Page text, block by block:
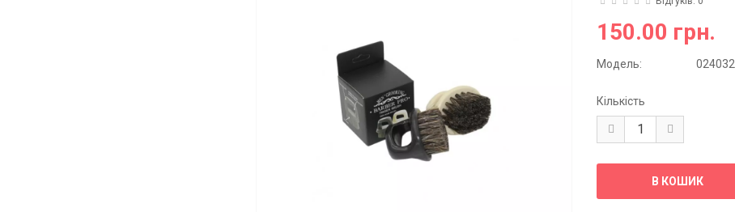
150.00 грн.
Модель: 024032
Кількість